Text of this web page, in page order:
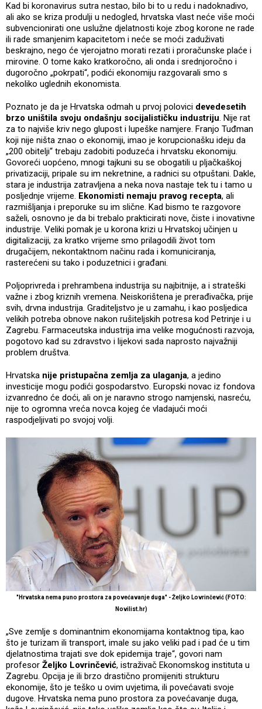
Kad bi koronavirus sutra nestao, bilo bi to u redu i nadoknadivo,
ali ako se kriza produlji u nedogled, hrvatska vlast neće više moći
subvencionirati one uslužne djelatnosti koje zbog korone ne rade
ili rade smanjenim kapacitetom i neće se moći zaduživati
beskrajno, nego će vjerojatno morati rezati i proračunske plaće i
mirovine. O tome kako kratkoročno, ali onda i srednjoročno i
dugoročno „pokrpati“, podići ekonomiju razgovarali smo s
nekoliko uglednih ekonomista.
Poznato je da je Hrvatska odmah u prvoj polovici devedesetih
brzo uništila svoju ondašnju socijalističku industriju. Nije rat
za to najviše kriv nego glupost i lupeške namjere. Franjo Tuđman
koji nije ništa znao o ekonomiji, imao je korupcionašku ideju da
„200 obitelji“ trebaju zadobiti poduzeća i hrvatsku ekonomiju.
Govoreći uopćeno, mnogi tajkuni su se obogatili u pljačkaškoj
privatizaciji, pripale su im nekretnine, a radnici su otpuštani. Dakle,
stara je industrija zatravljena a neka nova nastaje tek tu i tamo u
posljednje vrijeme. Ekonomisti nemaju pravog recepta, ali
razmišljanja i preporuke su im slične. Kad bismo te razgovore
saželi, osnovno je da bi trebalo prakticirati nove, čiste i inovativne
industrije. Veliki pomak je u korona krizi u Hrvatskoj učinjen u
digitalizaciji, za kratko vrijeme smo prilagodili život tom
drugačijem, nekontaktnom načinu rada i komuniciranja,
rasterećeni su tako i poduzetnici i građani.
Poljoprivreda i prehrambena industrija su najbitnije, a i strateški
važne i zbog kriznih vremena. Neiskorištena je prerađivačka, prije
svih, drvna industrija. Graditeljstvo je u zamahu, i kao posljedica
velikih potreba obnove nakon rušiteljskih potresa kod Petrinje i u
Zagrebu. Farmaceutska industrija ima velike mogućnosti razvoja,
pogotovo kad su zdravstvo i lijekovi sada naprosto najvažniji
problem društva.
Hrvatska nije pristupačna zemlja za ulaganja, a jedino
investicije mogu podići gospodarstvo. Europski novac iz fondova
izvanredno će doći, ali on je naravno strogo namjenski, nasreću,
nije to ogromna vreća novca kojeg će vladajući moći
raspodjeljivati po svojoj volji.
"Hrvatska nema puno prostora za povećavanje duga" - Željko Lovrinčević (FOTO:
Novilist.hr)
„Sve zemlje s dominantnim ekonomijama kontaktnog tipa, kao
što je turizam ili transport, imale su jako veliki pad i pad će u tim
djelatnostima trajati sve dok epidemija traje“, govori nam
profesor Željko Lovrinčević, istraživač Ekonomskog instituta u
Zagrebu. Opcija je ili brzo drastično promijeniti strukturu
ekonomije, što je teško u ovim uvjetima, ili povećavati svoje
dugove. Hrvatska nema puno prostora za povećavanje duga,